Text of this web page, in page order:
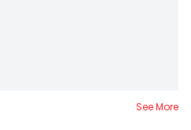
See More